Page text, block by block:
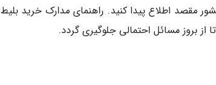
مقصد اطلاع پیدا کنید. راهنمای مدارک خرید بلیط
از بروز مسائل احتمالی جلوگیری گردد.